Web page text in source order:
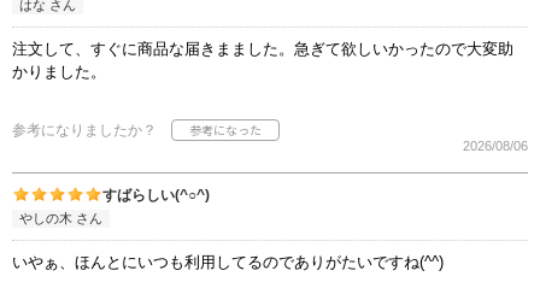
はな さん
注文して、すぐに商品な届きまました。急ぎて欲しいかったので大変助
かりました。
参考になりましたか？
2026/08/06
すばらしい(^○^)
やしの木 さん
いやぁ、ほんとにいつも利用してるのでありがたいですね(^^)